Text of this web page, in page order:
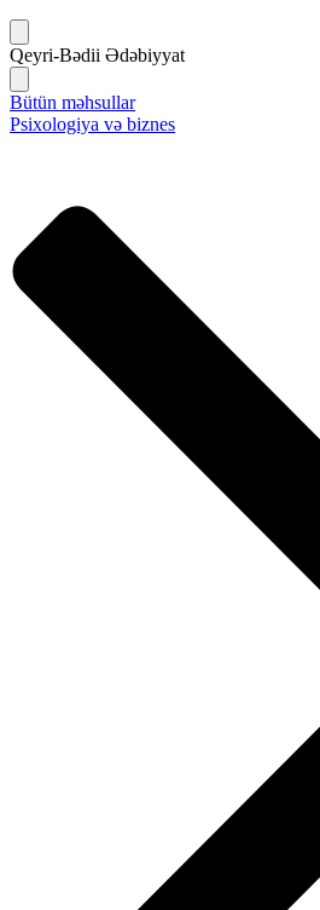
Qeyri-Bədii Ədəbiyyat
Bütün məhsullar
Psixologiya və biznes